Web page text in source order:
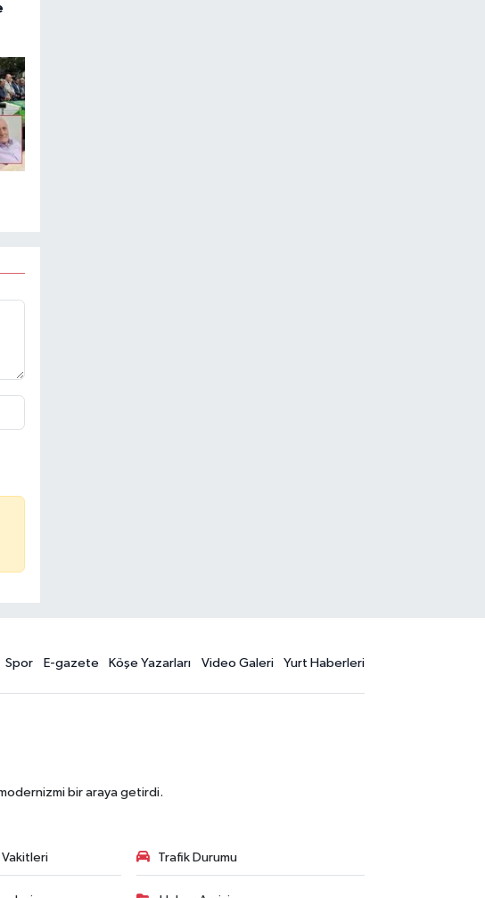
Spor E-gazete Köşe Yazarları Video Galeri Yurt Haberleri
bir araya getirdi.
Vakitleri Trafik Durumu